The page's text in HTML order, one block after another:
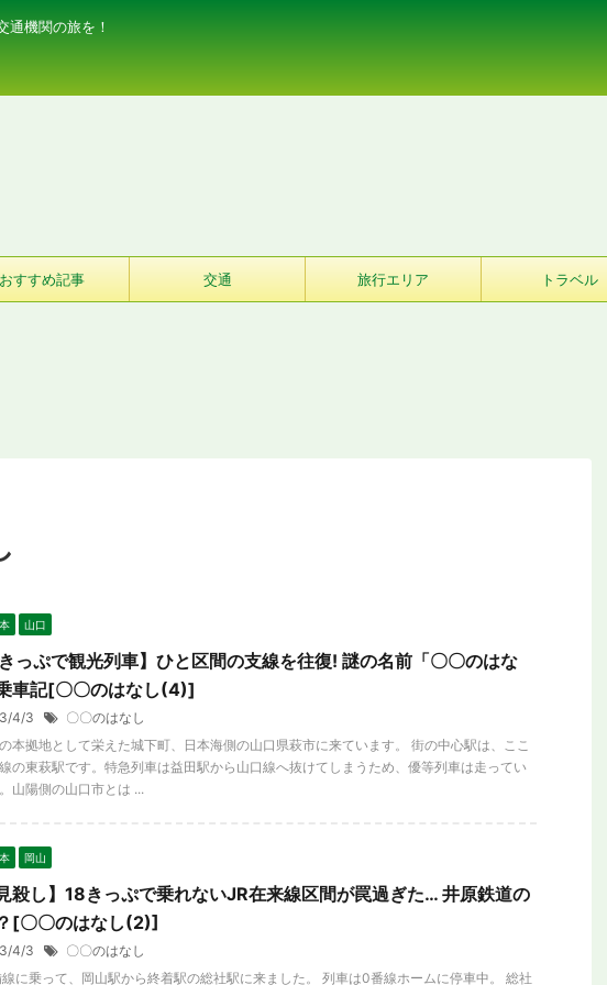
通機関の旅を！
おすすめ記事 交通 旅行エリア トラベル
山口
きっぷで観光列車】ひと区間の支線を往復! 謎の名前「〇〇のはな
車記[〇〇のはなし(4)]
4/3
〇〇のはなし
本拠地として栄えた城下町、日本海側の山口県萩市に来ています。 街の中心駅は、ここ
の東萩駅です。特急列車は益田駅から山口線へ抜けてしまうため、優等列車は走ってい
山陽側の山口市とは ...
岡山
見殺し】18きっぷで乗れないJR在来線区間が罠過ぎた… 井原鉄道の
[〇〇のはなし(2)]
4/3
〇〇のはなし
に乗って、岡山駅から終着駅の総社駅に来ました。 列車は0番線ホームに停車中。 総社